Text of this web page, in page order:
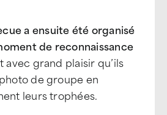
a ensuite été organisé
de reconnaissance
avec grand plaisir qu’ils
de groupe en
leurs trophées.